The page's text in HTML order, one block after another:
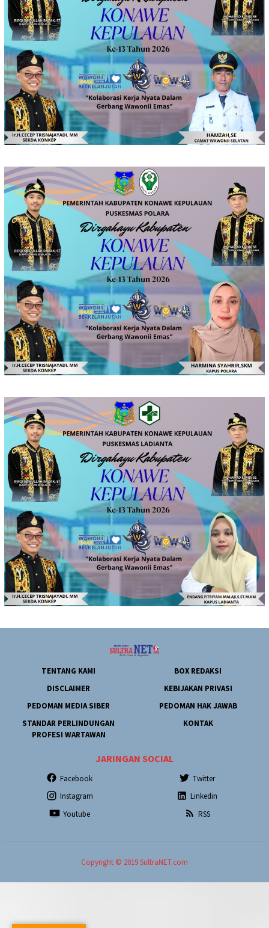
TENTANG KAMI
BOX REDAKSI
DISCLAIMER
KEBIJAKAN PRIVASI
PEDOMAN MEDIA SIBER
PEDOMAN HAK JAWAB
STANDAR PERLINDUNGAN
PROFESI WARTAWAN
KONTAK
JARINGAN SOCIAL
Facebook
Twitter
Instagram
Linkedin
Youtube
RSS
Copyright © 2019 SultraNET.com